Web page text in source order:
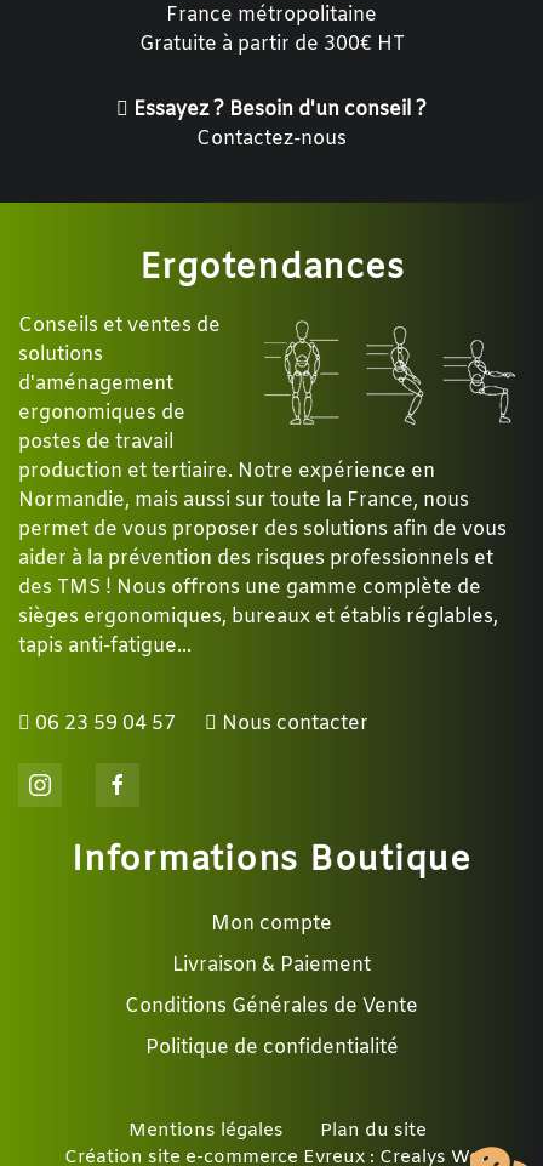
France métropolitaine
Gratuite à partir de 300€ HT
Essayez ? Besoin d'un conseil ?
Contactez-nous
Ergotendances
Conseils et ventes de
solutions
d'aménagement
ergonomiques de
postes de travail
production et tertiaire. Notre expérience en
Normandie, mais aussi sur toute la France, nous
permet de vous proposer des solutions afin de vous
aider à la prévention des risques professionnels et
des TMS ! Nous offrons une gamme complète de
sièges ergonomiques, bureaux et établis réglables,
tapis anti-fatigue...
06 23 59 04 57 Nous contacter
Informations Boutique
Mon compte
Livraison & Paiement
Conditions Générales de Vente
Politique de confidentialité
Mentions légales
Plan du site
Création site e-commerce Evreux : Crealys Web